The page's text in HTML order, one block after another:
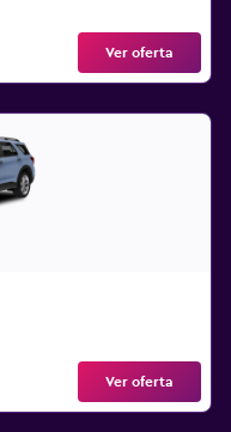
Ver oferta
Ver oferta